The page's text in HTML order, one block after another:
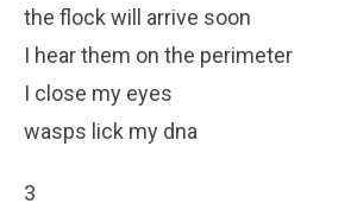
the flock will arrive soon
I hear them on the perimeter
I close my eyes
wasps lick my dna
3